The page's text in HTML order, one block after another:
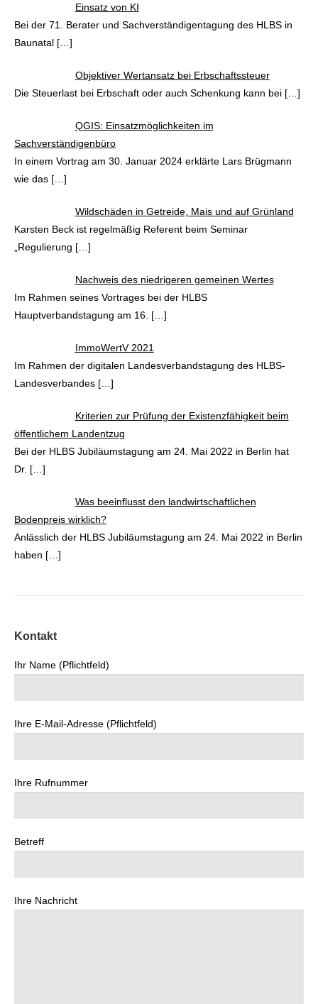
Einsatz von KI
Bei der 71. Berater und Sachverständigentagung des HLBS in
Baunatal […]
Objektiver Wertansatz bei Erbschaftssteuer
Die Steuerlast bei Erbschaft oder auch Schenkung kann bei […]
QGIS: Einsatzmöglichkeiten im
Sachverständigenbüro
In einem Vortrag am 30. Januar 2024 erklärte Lars Brügmann
wie das […]
Wildschäden in Getreide, Mais und auf Grünland
Karsten Beck ist regelmäßig Referent beim Seminar
„Regulierung […]
Nachweis des niedrigeren gemeinen Wertes
Im Rahmen seines Vortrages bei der HLBS
Hauptverbandstagung am 16. […]
ImmoWertV 2021
Im Rahmen der digitalen Landesverbandstagung des HLBS-
Landesverbandes […]
Kriterien zur Prüfung der Existenzfähigkeit beim
öffentlichem Landentzug
Bei der HLBS Jubiläumstagung am 24. Mai 2022 in Berlin hat
Dr. […]
Was beeinflusst den landwirtschaftlichen
Bodenpreis wirklich?
Anlässlich der HLBS Jubiläumstagung am 24. Mai 2022 in Berlin
haben […]
Kontakt
Ihr Name (Pflichtfeld)
Ihre E-Mail-Adresse (Pflichtfeld)
Ihre Rufnummer
Betreff
Ihre Nachricht